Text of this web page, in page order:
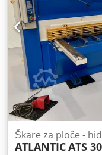
Potreban prostor
prednje oslonca: cca
cca 4500 kg - U
rezanja, kutni
sa bočnim
Uxjpfx Aaiokr
Škare za ploče -
ATLANTICATS